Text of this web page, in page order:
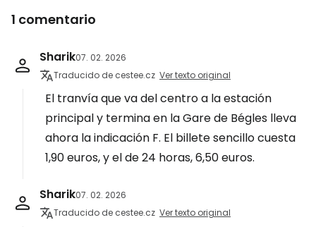
1 comentario
Sharik07. 02. 2026
Traducido de cestee.cz Ver texto original
El tranvía que va del centro a la estación
principal y termina en la Gare de Bégles lleva
ahora la indicación F. El billete sencillo cuesta
1,90 euros, y el de 24 horas, 6,50 euros.
Sharik07. 02. 2026
Traducido de cestee.cz Ver texto original